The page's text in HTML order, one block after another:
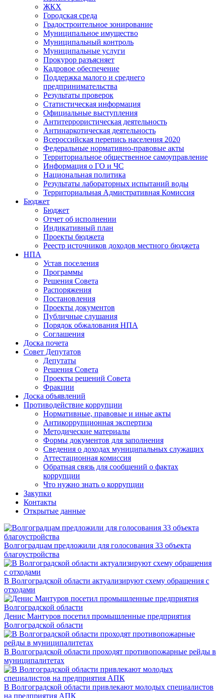
ЖКХ
Городская среда
Градостроительное зонирование
Муниципальное имущество
Муниципальный контроль
Муниципальные услуги
Прокурор разъясняет
Кадровое обеспечение
Поддержка малого и среднего
предпринимательства
Результаты проверок
Статистическая информация
Официальные выступления
Антитеррористическая деятельность
Антинаркотическая деятельность
Всероссийская перепись населения 2020
Федеральные нормативно-правовые акты
Территориальное общественное самоуправление
Информация о ГО и ЧС
Национальная политика
Результаты лабораторных испытаний воды
Территориальная Адмистративная Комиссия
Бюджет
Бюджет
Отчет об исполнении
Индикативный план
Проекты бюджета
Реестр источников доходов местного бюджета
НПА
Устав поселения
Программы
Решения Совета
Распоряжения
Постановления
Проекты документов
Публичные слушания
Порядок обжалования НПА
Соглашения
Доска почета
Совет Депутатов
Депутаты
Решения Совета
Проекты решений Совета
Фракции
Доска объявлений
Противодействие коррупции
Нормативные, правовые и иные акты
Антикоррупционная экспертиза
Методические материалы
Формы документов для заполнения
Сведения о доходах муниципальных служащих
Аттестационная комиссия
Обратная связь для сообщений о фактах
коррупции
Что нужно знать о коррупции
Закупки
Контакты
Открытые данные
Волгоградцам предложили для голосования 33 объекта
благоустройства
В Волгоградской области актуализируют схему обращения с
отходами
Денис Мантуров посетил промышленные предприятия
Волгоградской области
В Волгоградской области проходят противопожарные рейды в
муниципалитетах
В Волгоградской области привлекают молодых специалистов
на предприятия АПК